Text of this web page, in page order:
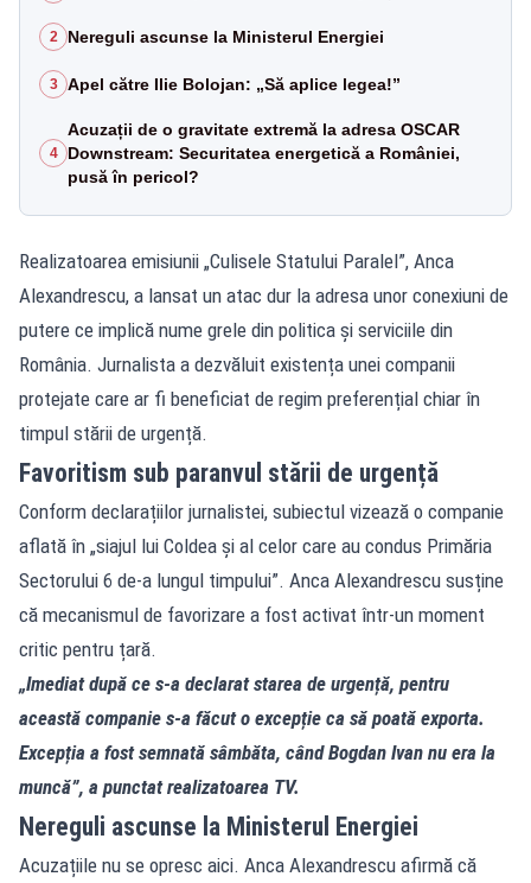
2 Nereguli ascunse la Ministerul Energiei
3 Apel către Ilie Bolojan: „Să aplice legea!”
4
Acuzații de o gravitate extremă la adresa OSCAR
Downstream: Securitatea energetică a României,
pusă în pericol?
Realizatoarea emisiunii „Culisele Statului Paralel”, Anca
Alexandrescu, a lansat un atac dur la adresa unor conexiuni de
putere ce implică nume grele din politica și serviciile din
România. Jurnalista a dezvăluit existența unei companii
protejate care ar fi beneficiat de regim preferențial chiar în
timpul stării de urgență.
Favoritism sub paranvul stării de urgență
Conform declarațiilor jurnalistei, subiectul vizează o companie
aflată în „siajul lui Coldea și al celor care au condus Primăria
Sectorului 6 de-a lungul timpului”. Anca Alexandrescu susține
că mecanismul de favorizare a fost activat într-un moment
critic pentru țară.
„Imediat după ce s-a declarat starea de urgență, pentru
această companie s-a făcut o excepție ca să poată exporta.
Excepția a fost semnată sâmbăta, când Bogdan Ivan nu era la
muncă”, a punctat realizatoarea TV.
Nereguli ascunse la Ministerul Energiei
Acuzațiile nu se opresc aici. Anca Alexandrescu afirmă că